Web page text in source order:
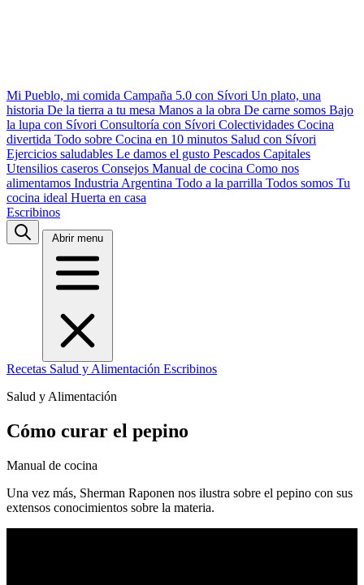
Mi Pueblo, mi comida Campaña 5.0 con Sívori Un plato, una
historia De la tierra a tu mesa Manos a la obra De carne somos Bajo
la lupa con Sívori Consultoría con Sívori Colectividades Cocina
divertida Todo sobre Cocina en 10 minutos Salud con Sívori
Ejercicios saludables Le damos el gusto Pescados Capitales
Utensilios caseros Consejos Manual de cocina Como nos
alimentamos Industria Argentina Todo a la parrilla Todos somos Tu
cocina ideal Huerta en casa
Escribinos
Abrir menu
Recetas Salud y Alimentación Escribinos
Salud y Alimentación
Cómo curar el pepino
Manual de cocina
Una vez más, Sherman Raponen nos ilustra sobre el pepino con sus
extensos conocimientos sobre la materia.